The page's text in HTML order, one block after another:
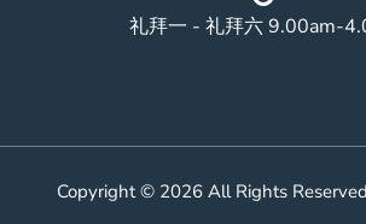
礼拜一 - 礼拜六 9.00am-
Copyright © 2026 All Rights Reserved